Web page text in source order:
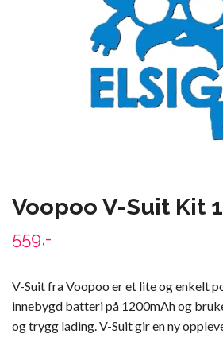
Voopoo V-Suit Kit
559,-
V-Suit fra Voopoo er et lite og enkelt
innebygd batteri på 1200mAh og
og trygg lading. V-Suit gir en ny